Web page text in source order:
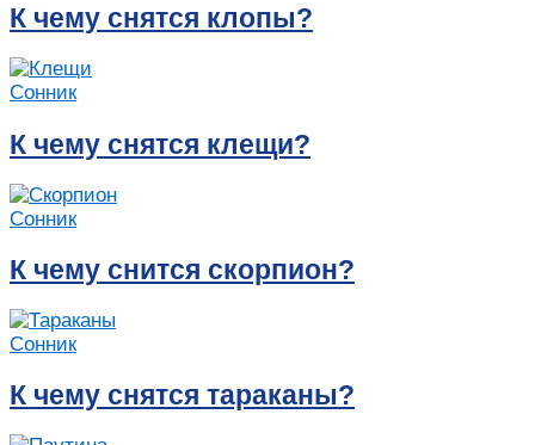
К чему снятся клопы?
Сонник
К чему снятся клещи?
Сонник
К чему снится скорпион?
Сонник
К чему снятся тараканы?